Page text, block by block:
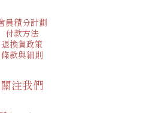
員積分計劃
付款方法
退換貨政策
條款與細則
關注我們